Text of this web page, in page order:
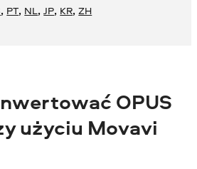
, PT, NL,JP, KR,ZH
OPUS
użyciu Movavi